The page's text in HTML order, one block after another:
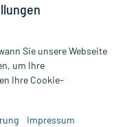
für
Sie unsere Webseite
um Ihre
Ihre Cookie-
Impressum